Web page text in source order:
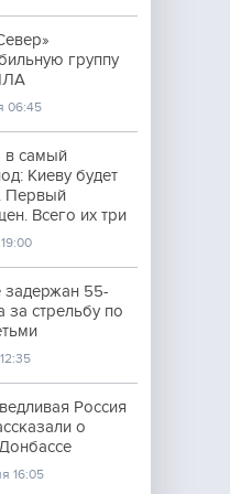
группу
06:45
в самый
Киеву будет
Первый
Всего их три
55-
за стрельбу по
Россия
о
16:05